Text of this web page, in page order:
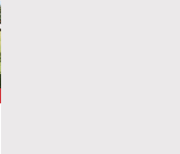
military
cimmetary,
Réflexions
d'une
quotidienne